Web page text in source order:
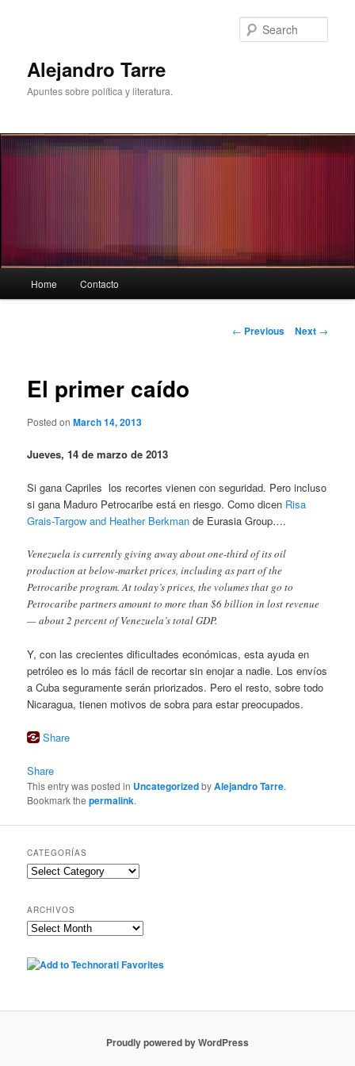
Alejandro Tarre
Apuntes sobre política y literatura.
Home Contacto
Post
← Previous Next →
El primer caído
Posted onMarch 14, 2013
Jueves, 14 de marzo de 2013
Si gana Capriles los recortes vienen con seguridad. Pero incluso
si gana Maduro Petrocaribe está en riesgo. Como dicen Risa
Grais-Targow and Heather Berkman de Eurasia Group….
Venezuela is currently giving away about one-third of its oil
production at below-market prices, including as part of the
Petrocaribe program. At today’s prices, the volumes that go to
Petrocaribe partners amount to more than $6 billion in lost revenue
— about 2 percent of Venezuela’s total GDP.
Y, con las crecientes dificultades económicas, esta ayuda en
petróleo es lo más fácil de recortar sin enojar a nadie. Los envíos
a Cuba seguramente serán priorizados. Pero el resto, sobre todo
Nicaragua, tienen motivos de sobra para estar preocupados.
Share
Share
This entry was posted in UncategorizedbyAlejandro Tarre.
Bookmark thepermalink.
CATEGORÍAS
Categorías
ARCHIVOS
Archivos
Proudly powered by WordPress